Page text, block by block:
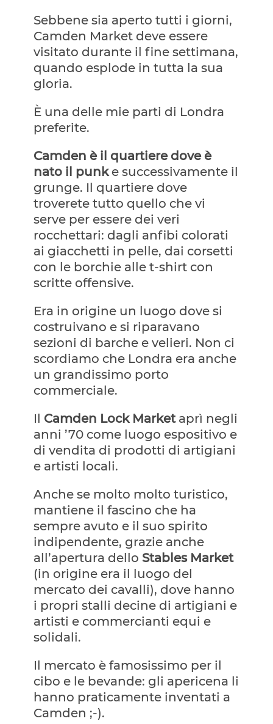
Sebbene sia aperto tutti i giorni,
Camden Market deve essere
visitato durante il fine settimana,
quando esplode in tutta la sua
gloria.
È una delle mie parti di Londra
preferite.
Camden è il quartiere dove è
nato il punke successivamente il
grunge. Il quartiere dove
troverete tutto quello che vi
serve per essere dei veri
rocchettari: dagli anfibi colorati
ai giacchetti in pelle, dai corsetti
con le borchie alle t-shirt con
scritte offensive.
Era in origine un luogo dove si
costruivano e si riparavano
sezioni di barche e velieri. Non ci
scordiamo che Londra era anche
un grandissimo porto
commerciale.
Il Camden Lock Marketaprì negli
anni ’70 come luogo espositivo e
di vendita di prodotti di artigiani
e artisti locali.
Anche se molto molto turistico,
mantiene il fascino che ha
sempre avuto e il suo spirito
indipendente, grazie anche
all’apertura dello Stables Market
(in origine era il luogo del
mercato dei cavalli), dove hanno
i propri stalli decine di artigiani e
artisti e commercianti equi e
solidali.
Il mercato è famosissimo per il
cibo e le bevande: gli apericena li
hanno praticamente inventati a
Camden ;-).